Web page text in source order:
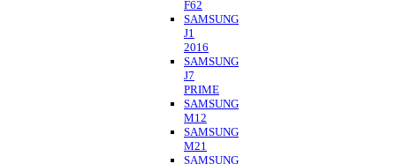
F62
SAMSUNG
J1
2016
SAMSUNG
J7
PRIME
SAMSUNG
M12
SAMSUNG
M21
SAMSUNG